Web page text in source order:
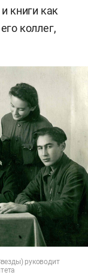
книги как
коллег,
руководит